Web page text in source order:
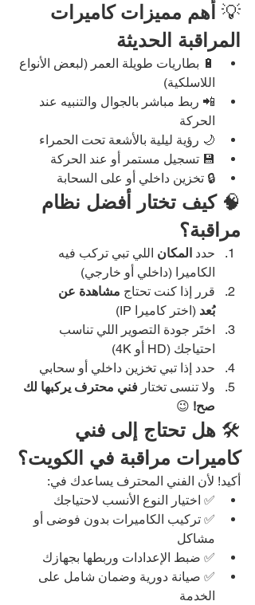
💡 أهم مميزات كاميرات
المراقبة الحديثة
🔋 بطاريات طويلة العمر (لبعض الأنواع
اللاسلكية)
📲 ربط مباشر بالجوال والتنبيه عند
الحركة
🌙 رؤية ليلية بالأشعة تحت الحمراء
💾 تسجيل مستمر أو عند الحركة
🔒 تخزين داخلي أو على السحابة
🧠 كيف تختار أفضل نظام
مراقبة؟
حدد المكان اللي تبي تركب فيه
الكاميرا (داخلي أو خارجي)
قرر إذا كنت تحتاج مشاهدة عن
بُعد (اختر كاميرا IP)
اختَر جودة التصوير اللي تناسب
احتياجك (HD أو 4K)
حدد إذا تبي تخزين داخلي أو سحابي
ولا تنسى تختار فني محترف يركبها لك
صح! 😉
🛠️ هل تحتاج إلى فني
كاميرات مراقبة في الكويت؟
أكيد! لأن الفني المحترف يساعدك في:
✅ اختيار النوع الأنسب لاحتياجك
✅ تركيب الكاميرات بدون فوضى أو
مشاكل
✅ ضبط الإعدادات وربطها بجهازك
✅ صيانة دورية وضمان شامل على
الخدمة